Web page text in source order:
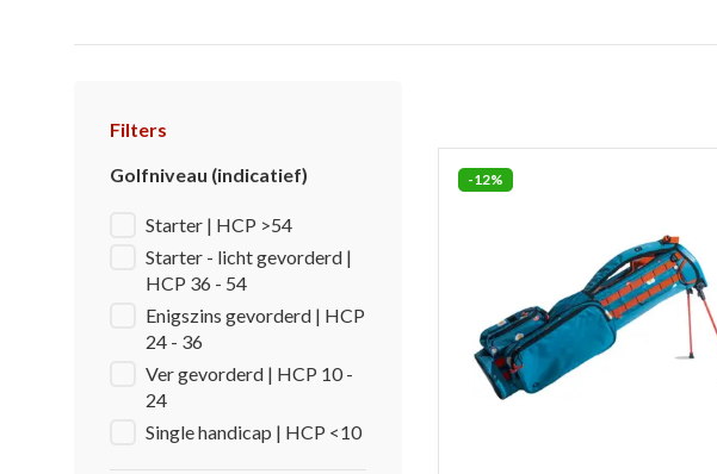
Filters
Golfniveau (indicatief)
Starter | HCP >54
Starter - licht gevorderd |
HCP 36 - 54
Enigszins gevorderd | HCP
24 - 36
Ver gevorderd | HCP 10 -
24
Single handicap | HCP <10
-12%